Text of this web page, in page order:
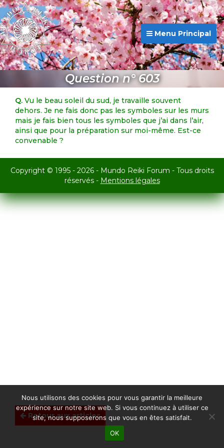
Menu Principal
Question n° 603
Retour aux articles
Q. Vu le beau soleil du sud, je travaille souvent
dehors. Je ne fais donc pas les symboles sur les murs
mais je fais bien tous les symboles que j’ai dans l’air,
ainsi que pour la préparation sur moi-même. Est-ce
convenable ?
Copyright © 1995 - 2026 - Mundo Reiki Forum - Tous droits
réservés - Mentions légales
Nous utilisons des cookies pour vous garantir la meilleure
expérience sur notre site web. Si vous continuez à utiliser ce
site, nous supposerons que vous en êtes satisfait.
OK